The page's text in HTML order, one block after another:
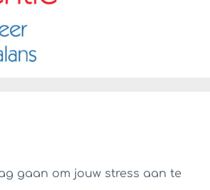
gaan om jouw stress aan te